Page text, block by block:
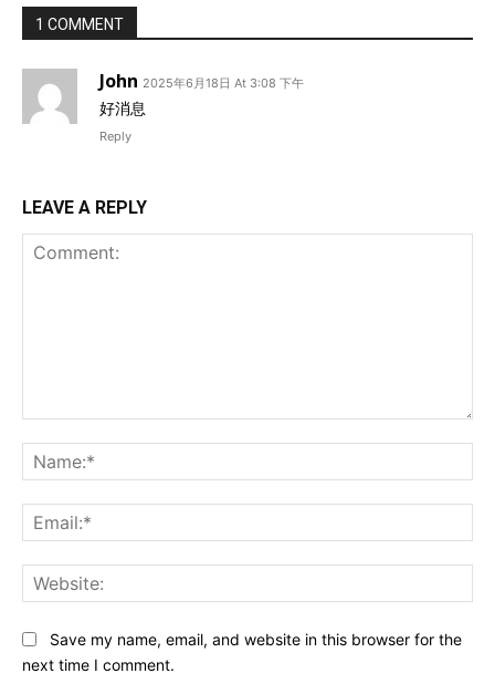
1 COMMENT
John 2025年6月18日 At 3:08 下午
好消息
Reply
LEAVE A REPLY
Save my name, email, and website in this browser for the
next time I comment.